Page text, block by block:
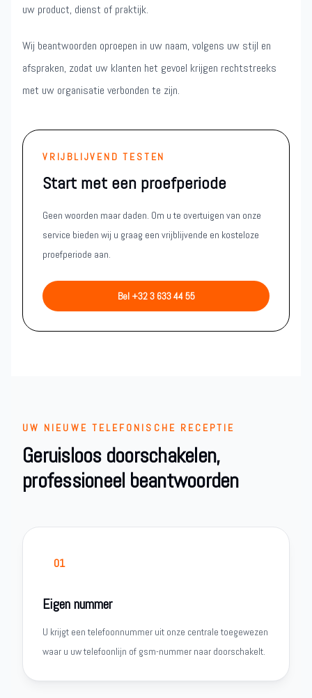
uw product, dienst of praktijk.
Wij beantwoorden oproepen in uw naam, volgens uw stijl en
afspraken, zodat uw klanten het gevoel krijgen rechtstreeks
met uw organisatie verbonden te zijn.
VRIJBLIJVEND TESTEN
Start met een proefperiode
Geen woorden maar daden. Om u te overtuigen van onze
service bieden wij u graag een vrijblijvende en kosteloze
proefperiode aan.
Bel +32 3 633 44 55
UW NIEUWE TELEFONISCHE RECEPTIE
Geruisloos doorschakelen,
professioneel beantwoorden
01
Eigen nummer
U krijgt een telefoonnummer uit onze centrale toegewezen
waar u uw telefoonlijn of gsm-nummer naar doorschakelt.